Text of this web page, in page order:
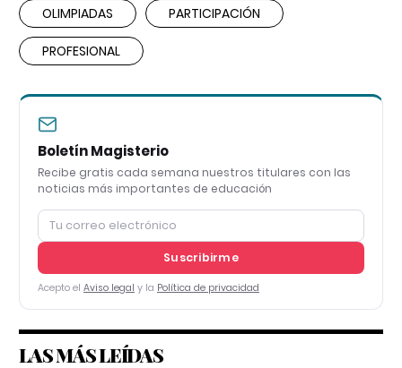
OLIMPIADAS PARTICIPACIÓN
PROFESIONAL
Boletín Magisterio
Recibe gratis cada semana nuestros titulares con las
noticias más importantes de educación
Suscribirme
Acepto el Aviso legal y la Política de privacidad
LAS MÁS LEÍDAS